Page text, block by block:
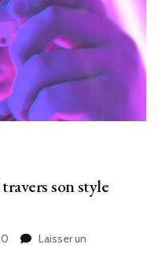
son style
Laisser un